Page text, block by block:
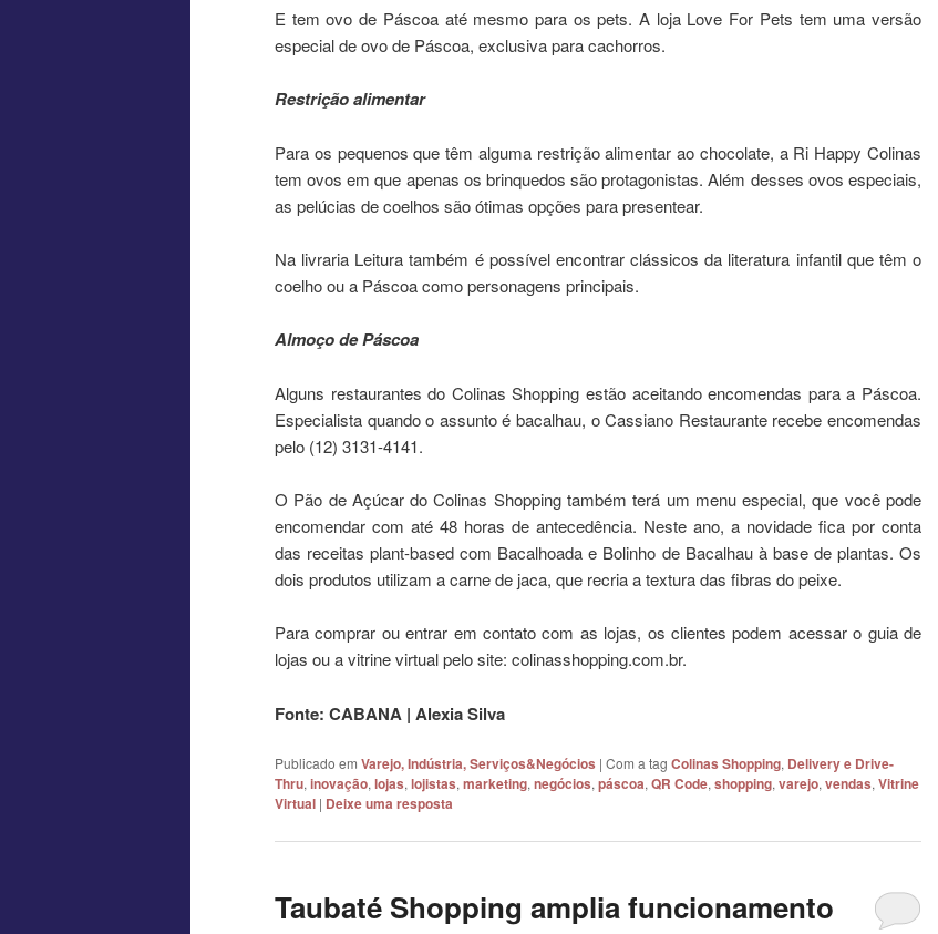
E tem ovo de Páscoa até mesmo para os pets. A loja Love For Pets tem uma versão
especial de ovo de Páscoa, exclusiva para cachorros.
Restrição alimentar
Para os pequenos que têm alguma restrição alimentar ao chocolate, a Ri Happy Colinas
tem ovos em que apenas os brinquedos são protagonistas. Além desses ovos especiais,
as pelúcias de coelhos são ótimas opções para presentear.
Na livraria Leitura também é possível encontrar clássicos da literatura infantil que têm o
coelho ou a Páscoa como personagens principais.
Almoço de Páscoa
Alguns restaurantes do Colinas Shopping estão aceitando encomendas para a Páscoa.
Especialista quando o assunto é bacalhau, o Cassiano Restaurante recebe encomendas
pelo (12) 3131-4141.
O Pão de Açúcar do Colinas Shopping também terá um menu especial, que você pode
encomendar com até 48 horas de antecedência. Neste ano, a novidade fica por conta
das receitas plant-based com Bacalhoada e Bolinho de Bacalhau à base de plantas. Os
dois produtos utilizam a carne de jaca, que recria a textura das fibras do peixe.
Para comprar ou entrar em contato com as lojas, os clientes podem acessar o guia de
lojas ou a vitrine virtual pelo site: colinasshopping.com.br.
Fonte: CABANA | Alexia Silva
Publicado em Varejo, Indústria, Serviços&Negócios | Com a tag Colinas Shopping, Delivery e Drive-
Thru, inovação, lojas, lojistas, marketing, negócios, páscoa, QR Code, shopping, varejo, vendas, Vitrine
Virtual | Deixe uma resposta
Taubaté Shopping amplia funcionamento